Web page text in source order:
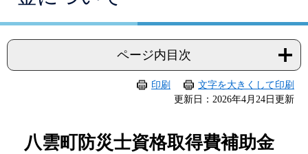
ページ内目次
印刷
文字を大きくして印刷
更新日：2026年4月24日更新
八雲町防災士資格取得費補助金